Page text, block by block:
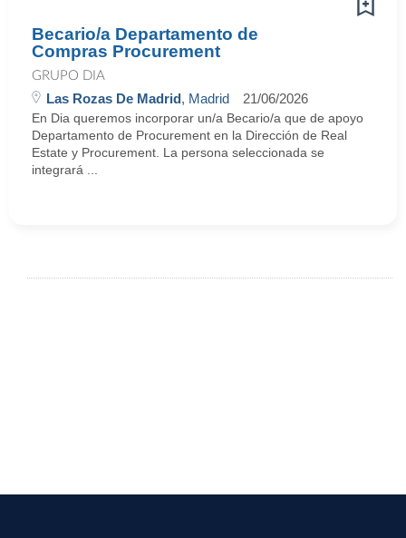
Becario/a Departamento de
Compras Procurement
GRUPO DIA
Las Rozas De Madrid, Madrid 21/06/2026
En Dia queremos incorporar un/a Becario/a que de apoyo
Departamento de Procurement en la Dirección de Real
Estate y Procurement. La persona seleccionada se
integrará ...